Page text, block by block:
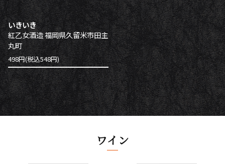
いきいき
紅乙女酒造 福岡県久留米市田主
丸町
498円(税込548円)
ワイン